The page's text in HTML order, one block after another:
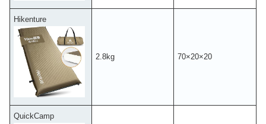
Hikenture
2.8kg 70×20×20
QuickCamp